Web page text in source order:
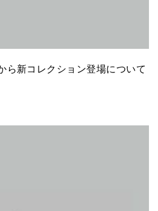
ら新コレクション登場について